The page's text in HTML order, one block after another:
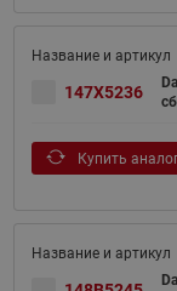
147X5236
Купить